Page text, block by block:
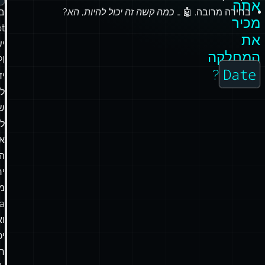
אתה
מכיר
את
המחלקה
Date
?
בחירה מרובה. 🤖 … כמה קשה זה יכול להיות, הא?